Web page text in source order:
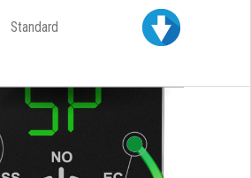
Standard